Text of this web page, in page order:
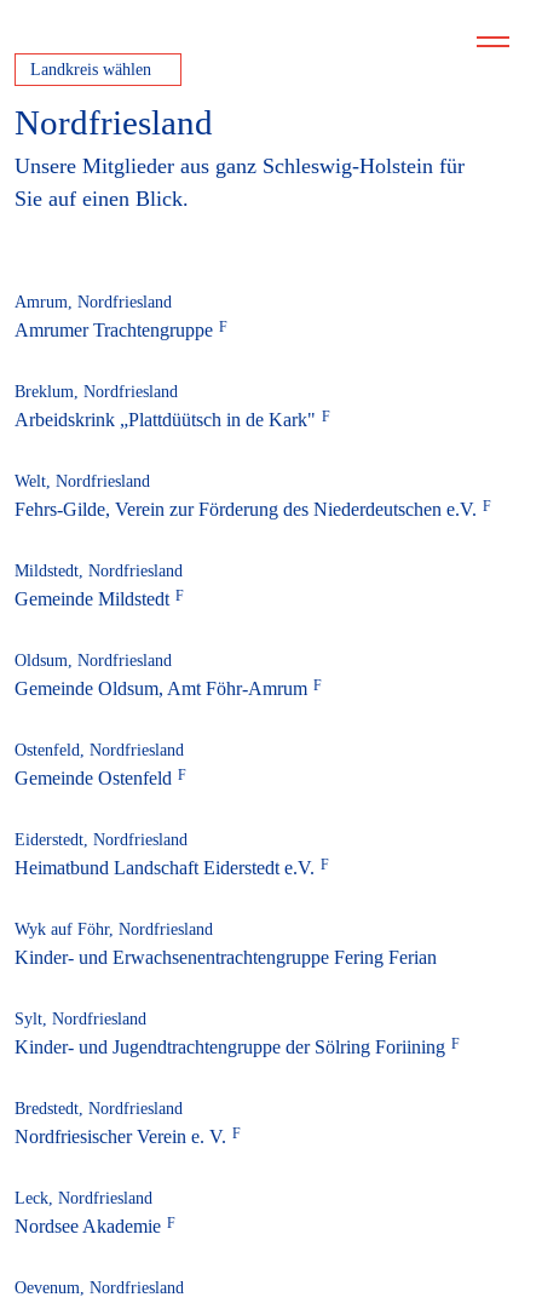
Landkreis wählen
Nordfriesland
Unsere Mitglieder aus ganz Schleswig-Holstein für
Sie auf einen Blick.
Amrum, Nordfriesland
Amrumer Trachtengruppe
Breklum, Nordfriesland
Arbeidskrink „Plattdüütsch in de Kark"
Welt, Nordfriesland
Fehrs-Gilde, Verein zur Förderung des Niederdeutschen e.V.
Mildstedt, Nordfriesland
Gemeinde Mildstedt
Oldsum, Nordfriesland
Gemeinde Oldsum, Amt Föhr-Amrum
Ostenfeld, Nordfriesland
Gemeinde Ostenfeld
Eiderstedt, Nordfriesland
Heimatbund Landschaft Eiderstedt e.V.
Wyk auf Föhr, Nordfriesland
Kinder- und Erwachsenentrachtengruppe Fering Ferian
Sylt, Nordfriesland
Kinder- und Jugendtrachtengruppe der Sölring Foriining
Bredstedt, Nordfriesland
Nordfriesischer Verein e. V.
Leck, Nordfriesland
Nordsee Akademie
Oevenum, Nordfriesland